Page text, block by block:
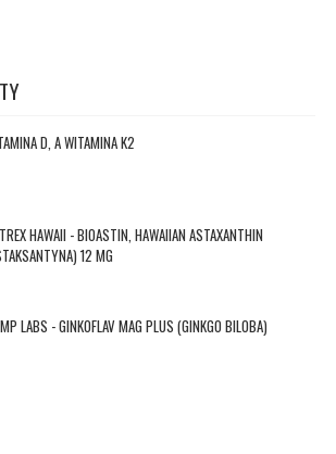
D, A WITAMINA K2
HAWAII - BIOASTIN, HAWAIIAN ASTAXANTHIN
12 MG
LABS - GINKOFLAV MAG PLUS (GINKGO BILOBA)